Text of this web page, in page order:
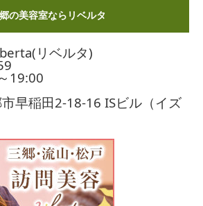
の美容室ならリベルタ
リベルタ)
19:00
早稲田2-18-16 ISビル（イズ